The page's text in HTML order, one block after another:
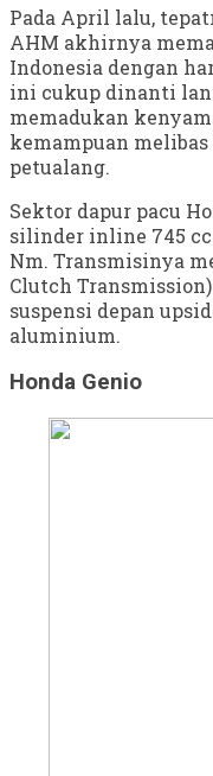
Pada April lalu,
AHM akhirnya
Indonesia dengan
ini cukup dinanti
memadukan
kemampuan
petualang.
Sektor dapur pacu
silinder inline 745 cc
Nm. Transmisinya
Clutch Transmission)
suspensi depan
aluminium.
Honda Genio